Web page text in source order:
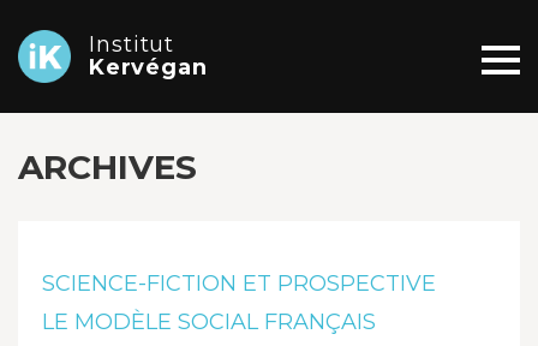
Institut
Kervégan
ARCHIVES
SCIENCE-FICTION ET PROSPECTIVE
LE MODÈLE SOCIAL FRANÇAIS